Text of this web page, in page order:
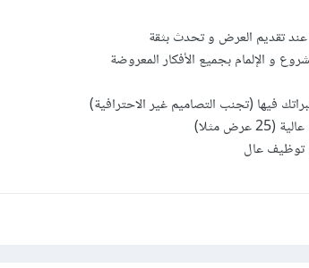
تقديم العرض و تحدث بثقة
و الإلمام بجميع الأفكار المعروضة
فيها (تجنب التصاميم غير الاحترافية)
مثلا)
توظيف عال